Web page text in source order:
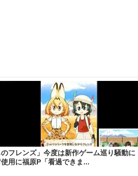
のフレンズ」今度は新作ゲーム巡り騒動
使用に福原P「看過できま...